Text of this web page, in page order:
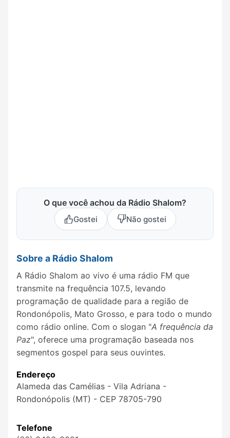
O que você achou da Rádio Shalom?
Gostei Não gostei
Sobre a Rádio Shalom
A Rádio Shalom ao vivo é uma rádio FM que
transmite na frequência 107.5, levando
programação de qualidade para a região de
Rondonópolis, Mato Grosso, e para todo o mundo
como rádio online. Com o slogan "A frequência da
Paz", oferece uma programação baseada nos
segmentos gospel para seus ouvintes.
Endereço
Alameda das Camélias - Vila Adriana‎ -
Rondonópolis (MT) - CEP 78705-790
Telefone